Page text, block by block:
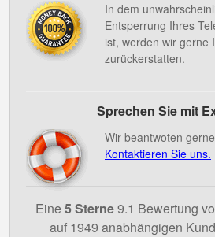
In dem
Entsperrung Ihres
ist, werden wir gerne
zurückerstatten.
Sprechen Sie mit
Wir beantwoten
Kontaktieren Sie uns.
Eine 5 Sterne9.1 Bewertung
auf 1949 anabhängigen